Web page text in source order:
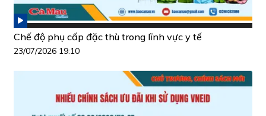
Chế độ phụ cấp đặc thù trong lĩnh vực y tế
23/07/2026 19:10